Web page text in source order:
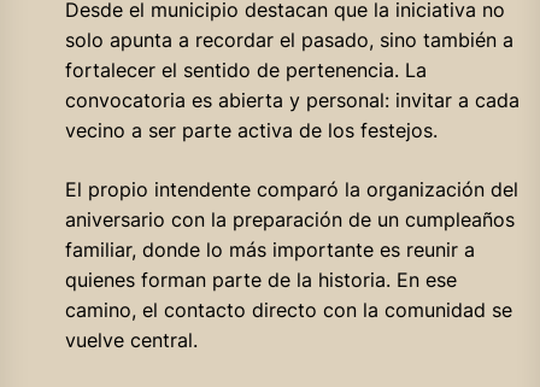
Desde el municipio destacan que la iniciativa no
solo apunta a recordar el pasado, sino también a
fortalecer el sentido de pertenencia. La
convocatoria es abierta y personal: invitar a cada
vecino a ser parte activa de los festejos.
El propio intendente comparó la organización del
aniversario con la preparación de un cumpleaños
familiar, donde lo más importante es reunir a
quienes forman parte de la historia. En ese
camino, el contacto directo con la comunidad se
vuelve central.